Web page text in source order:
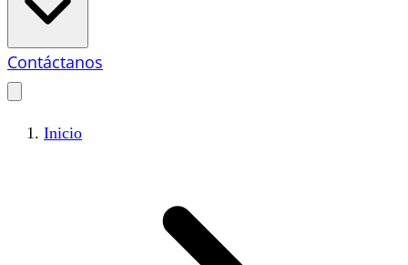
Contáctanos
Inicio